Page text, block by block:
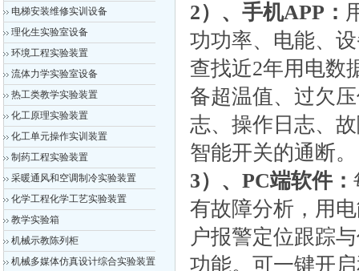
电梯安装维修实训设备
理化生实验室设备
环境工程实验装置
流体力学实验室设备
热工类教学实验装置
化工原理实验装置
化工单元操作实训装置
制药工程实验装置
采暖通风和空调制冷实验装置
化学工程化学工艺实验装置
教学实验箱
机械示教陈列柜
机械多媒体仿真设计综合实验装置
2） 、手机APP：
功功率、电能、
查找近2年用电数
备超温值、过欠
志、操作日志、
智能开关的通断。
3） 、PC端软件：
有故障分析，用
户报警定位跟踪
功能。可一键开